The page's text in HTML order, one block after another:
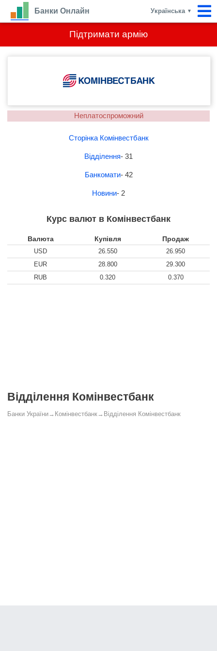
Підтримати армію
Банки Онлайн Українська ▼
Неплатоспроможний
Сторінка Комінвестбанк
Відділення- 31
Банкомати- 42
Новини- 2
Курс валют в Комінвестбанк
Валюта Купівля Продаж
USD 26.550
26.950
EUR
28.800
29.300
RUB
0.320 0.370
Відділення Комінвестбанк
Банки України→ Комінвестбанк→ Відділення Комінвестбанк